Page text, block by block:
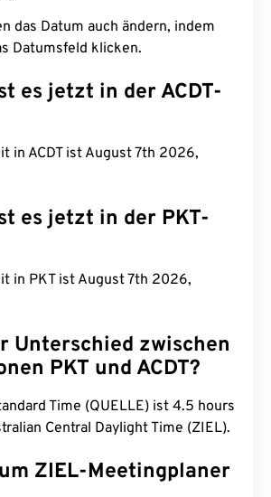
das Datum auch ändern, indem
Datumsfeld klicken.
es jetzt in der ACDT-
in ACDT ist August 7th 2026,
es jetzt in der PKT-
in PKT ist August 7th 2026,
Unterschied zwischen
PKT und ACDT?
Time (QUELLE) ist 4.5 hours
Central Daylight Time (ZIEL).
ZIEL-Meetingplaner